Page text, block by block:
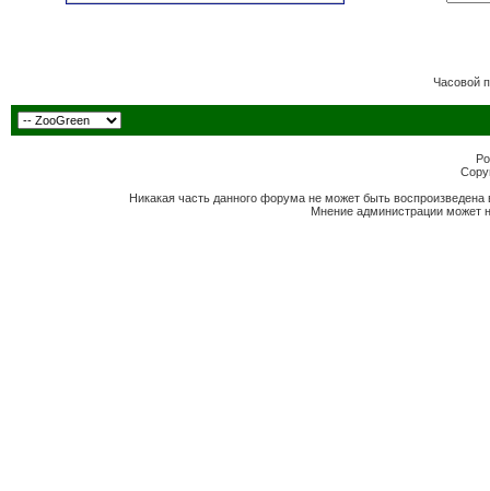
Часовой
Никакая часть данного форума не может быть
Мнение администрации может